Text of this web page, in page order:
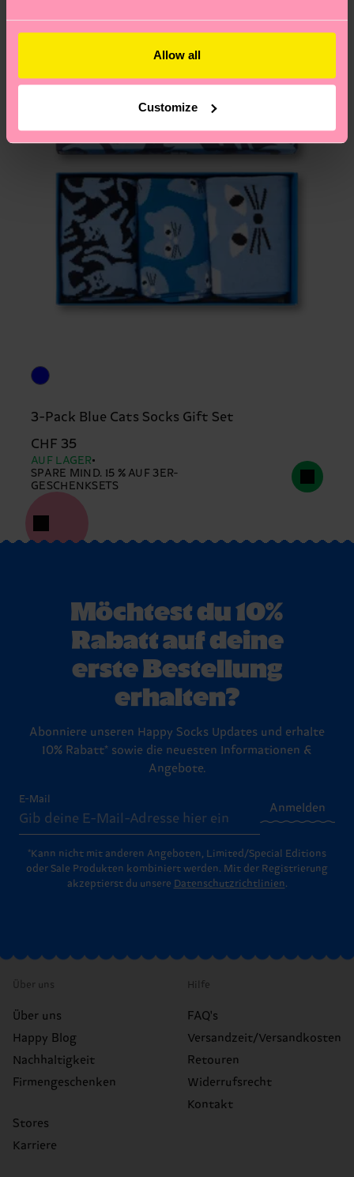
Allow all
Customize
Du hast Fragen zu einer Retoure? In unserem
am häufigsten gestellten Fragen.
3-Pack Blue Cats Socks Gift Set
CHF 35
AUF LAGER
SPARE MIND. 15 % AUF 3ER-
GESCHENKSETS
Möchtest du 10%
Rabatt auf deine
erste Bestellung
erhalten?
Abonniere unseren Happy Socks Updates und erhalte
10% Rabatt* sowie die neuesten Informationen &
Angebote.
E-Mail
Anmelden
*Kann nicht mit anderen Angeboten, Limited/Special Editions
oder Sale Produkten kombiniert werden. Mit der Registrierung
akzeptierst du unsere Datenschutzrichtlinien.
Über uns
Über uns
Happy Blog
Nachhaltigkeit
Firmengeschenken
Stores
Karriere
Hilfe
FAQ's
Versandzeit/Versandkosten
Retouren
Widerrufsrecht
Kontakt